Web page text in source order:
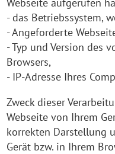
- das Betriebssystem,
- Angeforderte
- Typ und Version des
Browsers,
- IP-Adresse Ihres
Zweck dieser
Webseite von Ihrem
korrekten Darstellung
Gerät bzw. in Ihrem